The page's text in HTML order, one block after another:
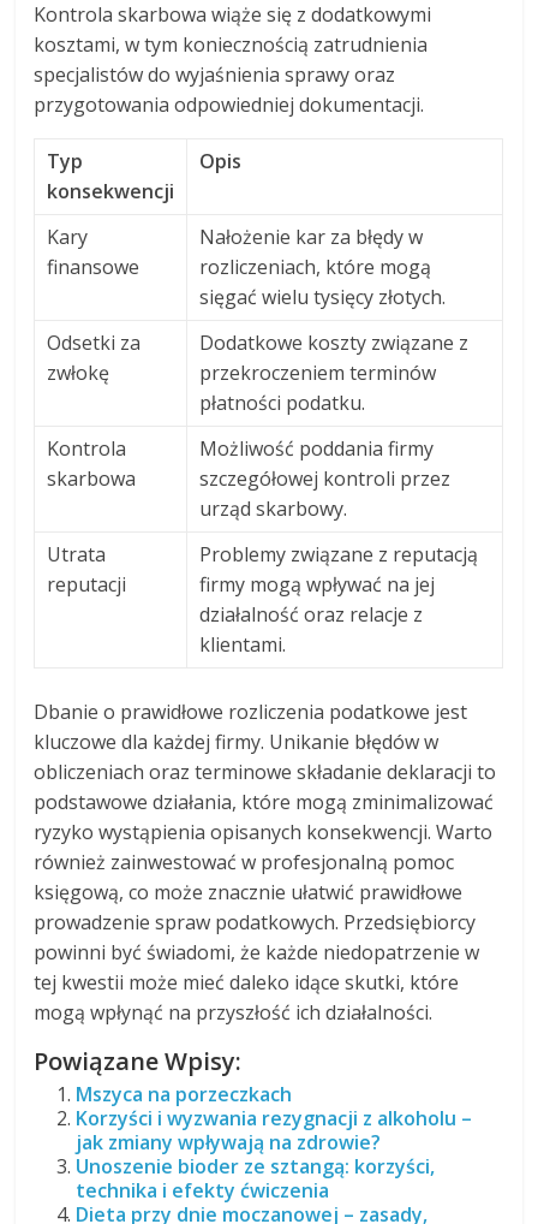
Kontrola skarbowa wiąże się z dodatkowymi
kosztami, w tym koniecznością zatrudnienia
specjalistów do wyjaśnienia sprawy oraz
przygotowania odpowiedniej dokumentacji.
Typ
konsekwencji
Opis
Kary
finansowe
Nałożenie kar za błędy w
rozliczeniach, które mogą
sięgać wielu tysięcy złotych.
Odsetki za
zwłokę
Dodatkowe koszty związane z
przekroczeniem terminów
płatności podatku.
Kontrola
skarbowa
Możliwość poddania firmy
szczegółowej kontroli przez
urząd skarbowy.
Utrata
reputacji
Problemy związane z reputacją
firmy mogą wpływać na jej
działalność oraz relacje z
klientami.
Dbanie o prawidłowe rozliczenia podatkowe jest
kluczowe dla każdej firmy. Unikanie błędów w
obliczeniach oraz terminowe składanie deklaracji to
podstawowe działania, które mogą zminimalizować
ryzyko wystąpienia opisanych konsekwencji. Warto
również zainwestować w profesjonalną pomoc
księgową, co może znacznie ułatwić prawidłowe
prowadzenie spraw podatkowych. Przedsiębiorcy
powinni być świadomi, że każde niedopatrzenie w
tej kwestii może mieć daleko idące skutki, które
mogą wpłynąć na przyszłość ich działalności.
Powiązane Wpisy:
Mszyca na porzeczkach
Korzyści i wyzwania rezygnacji z alkoholu –
jak zmiany wpływają na zdrowie?
Unoszenie bioder ze sztangą: korzyści,
technika i efekty ćwiczenia
Dieta przy dnie moczanowej – zasady,